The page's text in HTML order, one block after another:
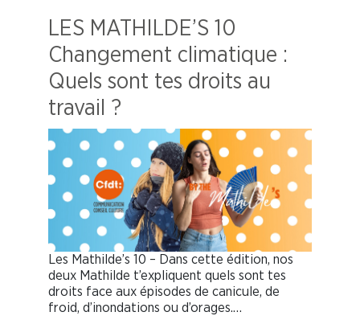
LES MATHILDE’S 10
Changement climatique :
Quels sont tes droits au
travail ?
Les Mathilde’s 10 – Dans cette édition, nos
deux Mathilde t’expliquent quels sont tes
droits face aux épisodes de canicule, de
froid, d’inondations ou d’orages.…